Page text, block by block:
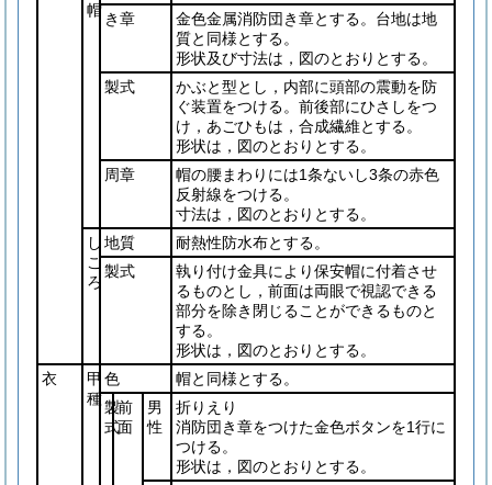
帽 き章
金色金属消防団き章とする。台地は地
質と同様とする。
形状及び寸法は，図のとおりとする。
製式
かぶと型とし，内部に頭部の震動を防
ぐ装置をつける。前後部にひさしをつ
け，あごひもは，合成繊維とする。
形状は，図のとおりとする。
周章
帽の腰まわりには1条ないし3条の赤色
反射線をつける。
寸法は，図のとおりとする。
し
こ
ろ
地質
耐熱性防水布とする。
製式
執り付け金具により保安帽に付着させ
るものとし，前面は両眼で視認できる
部分を除き閉じることができるものと
する。
形状は，図のとおりとする。
衣
甲
種
色
帽と同様とする。
製
式
前
面
男
性
折りえり
消防団き章をつけた金色ボタンを1行に
つける。
形状は，図のとおりとする。